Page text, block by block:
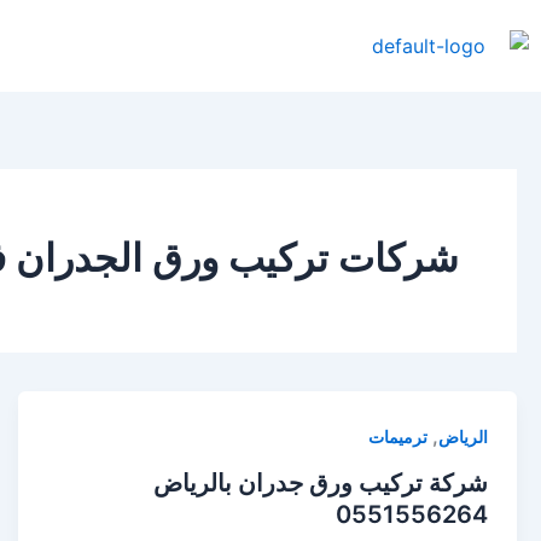
إلى
شركات تركيب ورق الجدران
الرياض, ترميمات
شركة تركيب ورق جدران بالرياض
0551556264